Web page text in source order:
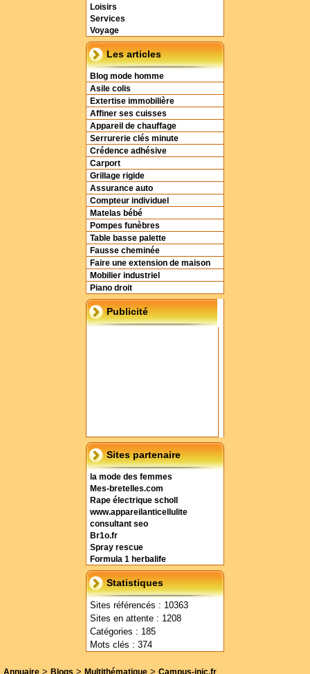
Loisirs
Services
Voyage
Les articles
Blog mode homme
Asile colis
Extertise immobilière
Affiner ses cuisses
Appareil de chauffage
Serrurerie clés minute
Crédence adhésive
Carport
Grillage rigide
Assurance auto
Compteur individuel
Matelas bébé
Pompes funèbres
Table basse palette
Fausse cheminée
Faire une extension de maison
Mobilier industriel
Piano droit
Publicité
Sites partenaire
la mode des femmes
Mes-bretelles.com
Rape électrique scholl
www.appareilanticellulite
consultant seo
Br1o.fr
Spray rescue
Formula 1 herbalife
Statistiques
Sites référencés : 10363
Sites en attente : 1208
Catégories : 185
Mots clés : 374
Annuaire > Blogs > Multithématique > Campus-inic.fr